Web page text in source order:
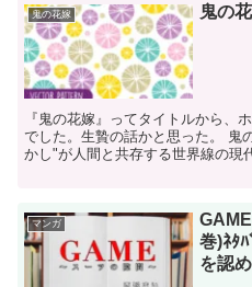
鬼の花嫁 鬼の
『鬼の花嫁』ってタイトルから、
でした。生贄の話かと思った。 鬼
かし"が人間と共存する世界線の現
マンガ
巻)ﾈﾀ
を認